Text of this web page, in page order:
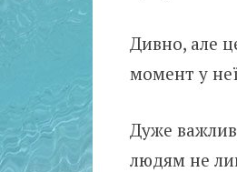
Дивно, але
момент у
Дуже
людям не